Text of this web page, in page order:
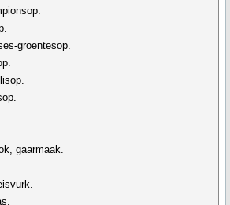
groentesop.
gaarmaak.